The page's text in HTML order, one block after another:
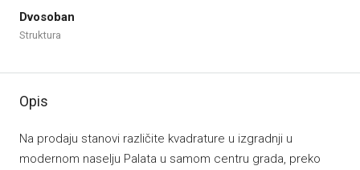
Dvosoban
Struktura
Opis
Na prodaju stanovi različite kvadrature u izgradnji u
modernom naselju Palata u samom centru grada, preko